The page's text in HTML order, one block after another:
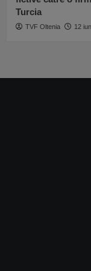
Turcia
TVF Oltenia 12